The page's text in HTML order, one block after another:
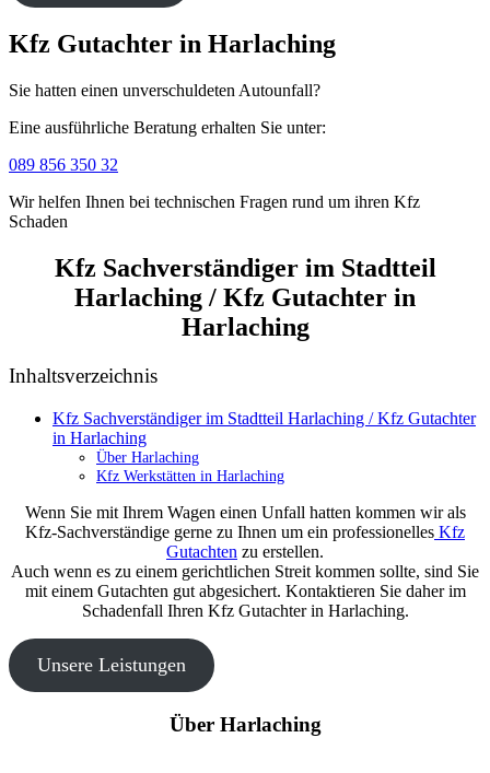
Kfz Gutachter in Harlaching
Sie hatten einen unverschuldeten Autounfall?
Eine ausführliche Beratung erhalten Sie unter:
089 856 350 32
Wir helfen Ihnen bei technischen Fragen rund um ihren Kfz
Schaden
Kfz Sachverständiger im Stadtteil
Harlaching / Kfz Gutachter in
Harlaching
Inhaltsverzeichnis
Kfz Sachverständiger im Stadtteil Harlaching / Kfz Gutachter
in Harlaching
Über Harlaching
Kfz Werkstätten in Harlaching
Wenn Sie mit Ihrem Wagen einen Unfall hatten kommen wir als
Kfz-Sachverständige gerne zu Ihnen um ein professionelles Kfz
Gutachten zu erstellen.
Auch wenn es zu einem gerichtlichen Streit kommen sollte, sind Sie
mit einem Gutachten gut abgesichert. Kontaktieren Sie daher im
Schadenfall Ihren Kfz Gutachter in Harlaching.
Unsere Leistungen
Über Harlaching